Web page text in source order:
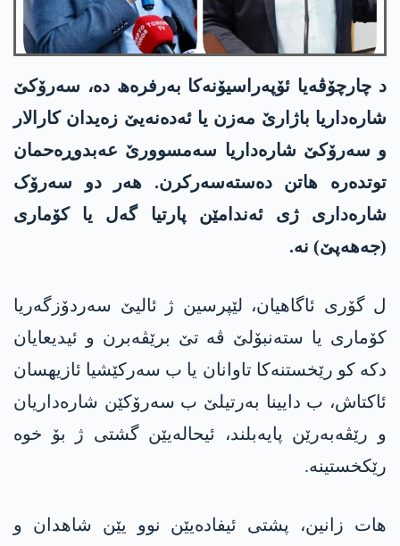
د چارچۆڤەیا ئۆپەراسیۆنەکا بەرفرەھ دە، سەرۆکێ
شارەداریا باژارێ مەزن یا ئەدەنەیێ زەیدان کارالار
و سەرۆکێ شارەداریا سەمسوورێ عەبدوڕەحمان
توتدەرە ھاتن دەستەسەرکرن. ھەر دو سەرۆک
شارەداری ژی ئەندامێن پارتیا گەل یا کۆماری
(جەهەپێ) نە.
ل گۆری ئاگاھیان، لێپرسین ژ ئالیێ سەردۆزگەریا
کۆماری یا ستەنبۆلێ ڤە تێ برێڤەبرن و ئیدیعایان
دکە کو رێخستنەکا تاوانان یا ب سەرکێشیا ئازیھسان
ئاکتاش، ب دایینا بەرتیلێ ب سەرۆکێن شارەداریان
و رێڤەبەرێن پایەبلند، ئیحالەیێن گشتی ژ بۆ خوە
رێکخستینە.
ھات زانین، پشتی ئیفادەیێن نوو یێن شاھدان و